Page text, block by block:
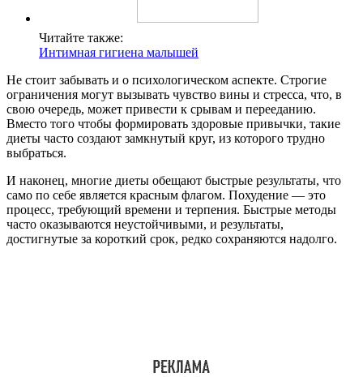
Читайте также:
Интимная гигиена малышей
Не стоит забывать и о психологическом аспекте. Строгие
ограничения могут вызывать чувство вины и стресса, что, в
свою очередь, может привести к срывам и перееданию.
Вместо того чтобы формировать здоровые привычки, такие
диеты часто создают замкнутый круг, из которого трудно
выбраться.
И наконец, многие диеты обещают быстрые результаты, что
само по себе является красным флагом. Похудение — это
процесс, требующий времени и терпения. Быстрые методы
часто оказываются неустойчивыми, и результаты,
достигнутые за короткий срок, редко сохраняются надолго.